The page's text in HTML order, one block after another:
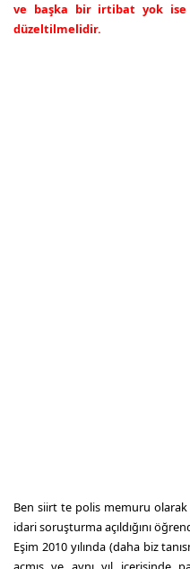
ve başka bir irtibat yok ise
düzeltilmelidir.
Ben siirt te polis memuru
idari soruşturma açıldığını
Eşim 2010 yılında (daha biz